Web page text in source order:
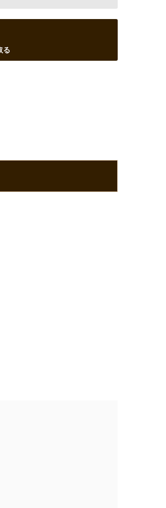
る